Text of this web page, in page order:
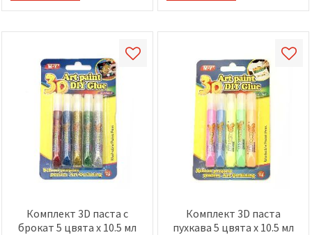
Комплект 3D паста с
брокат 5 цвята x 10.5 мл
Комплект 3D паста
пухкава 5 цвята x 10.5 мл